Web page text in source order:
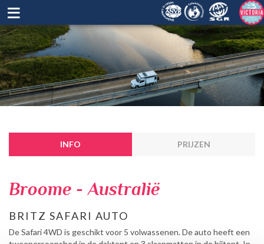
≡
INFO PRIJZEN
Broome - Australië
BRITZ SAFARI AUTO
De Safari 4WD is geschikt voor 5 volwassenen. De auto heeft een